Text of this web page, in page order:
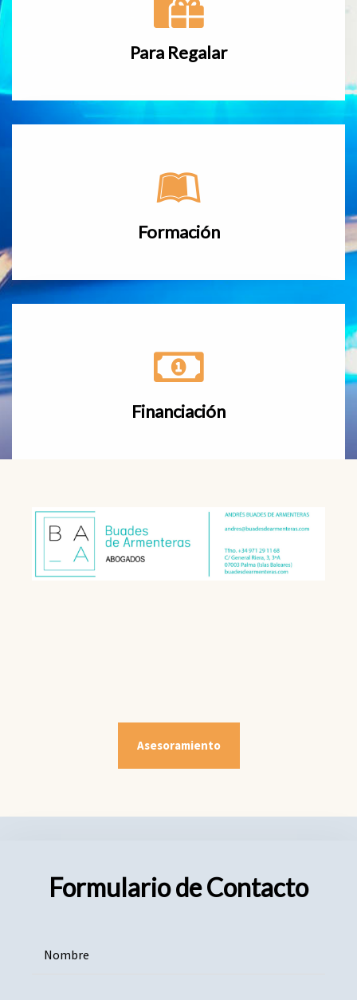
Para Regalar
Formación
Financiación
Asesoramiento
Formulario de Contacto